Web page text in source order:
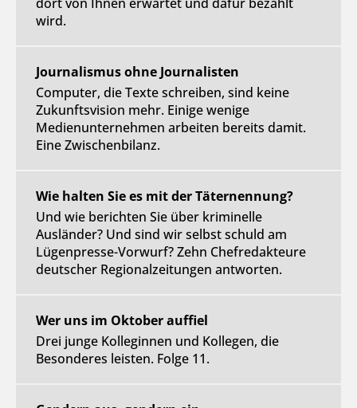
wird.
Journalismus ohne Journalisten
Computer, die Texte schreiben, sind keine
Zukunftsvision mehr. Einige wenige
Medienunternehmen arbeiten bereits damit.
Eine Zwischenbilanz.
Wie halten Sie es mit der Täternennung?
Und wie berichten Sie über kriminelle
Ausländer? Und sind wir selbst schuld am
Lügenpresse-Vorwurf? Zehn Chefredakteure
deutscher Regionalzeitungen antworten.
Wer uns im Oktober auffiel
Drei junge Kolleginnen und Kollegen, die
Besonderes leisten. Folge 11.